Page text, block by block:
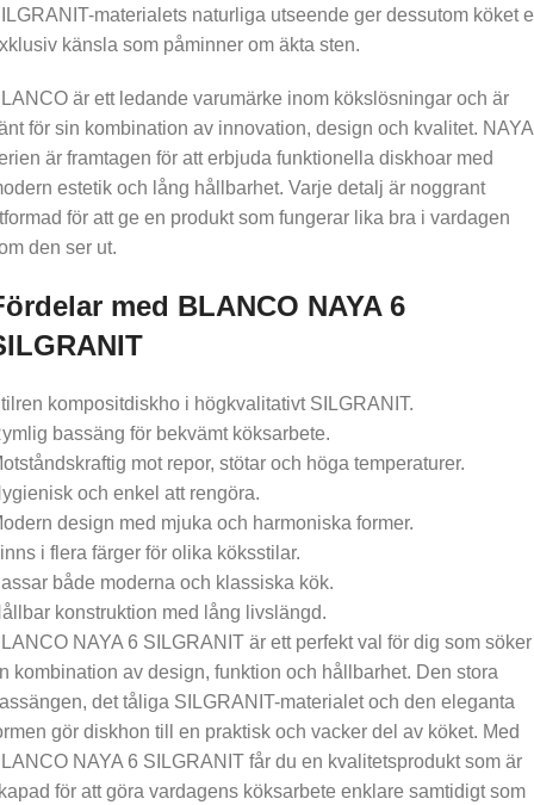
materialets naturliga utseende ger dessutom köket
känsla som påminner om äkta sten.
är ett ledande varumärke inom kökslösningar och är
för sin kombination av innovation, design och kvalitet.
är framtagen för att erbjuda funktionella diskhoar med
estetik och lång hållbarhet. Varje detalj är noggrant
för att ge en produkt som fungerar lika bra i vardagen
den ser ut.
med BLANCO NAYA 6
kompositdiskho i högkvalitativt SILGRANIT.
bassäng för bekvämt köksarbete.
mot repor, stötar och höga temperaturer.
och enkel att rengöra.
design med mjuka och harmoniska former.
i flera färger för olika köksstilar.
både moderna och klassiska kök.
konstruktion med lång livslängd.
NAYA 6 SILGRANIT är ett perfekt val för dig som söker
kombination av design, funktion och hållbarhet. Den stora
det tåliga SILGRANIT-materialet och den eleganta
gör diskhon till en praktisk och vacker del av köket. Med
NAYA 6 SILGRANIT får du en kvalitetsprodukt som är
för att göra vardagens köksarbete enklare samtidigt som